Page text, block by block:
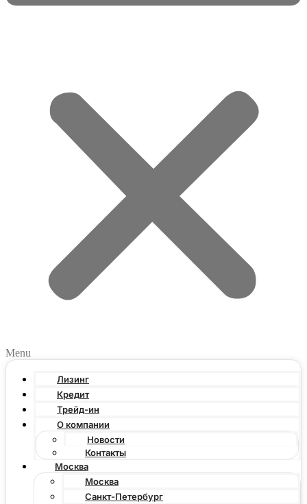
Menu
Лизинг
Кредит
Трейд-ин
О компании
Новости
Контакты
Москва
Москва
Санкт-Петербург